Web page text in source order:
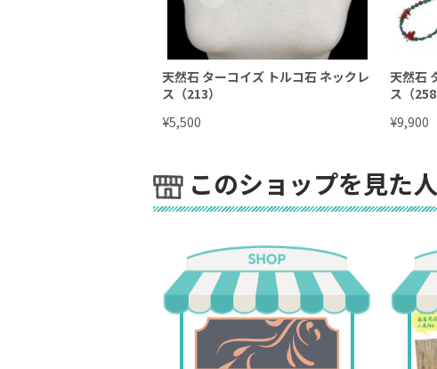
天然石 ターコイズ トルコ石 ネックレ
ス（213）
¥5,500
天然石
ス（
¥9,900
このショップを見た